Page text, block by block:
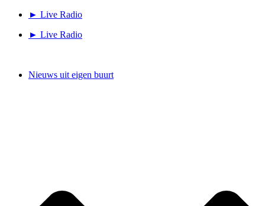
► Live Radio
► Live Radio
Nieuws uit eigen buurt